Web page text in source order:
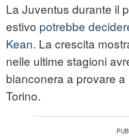
La Juventus durante il
estivo potrebbe
Kean. La crescita
nelle ultime stagioni
bianconera a provare
Torino.